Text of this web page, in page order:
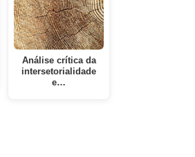
Análise crítica da
intersetorialidade
e…